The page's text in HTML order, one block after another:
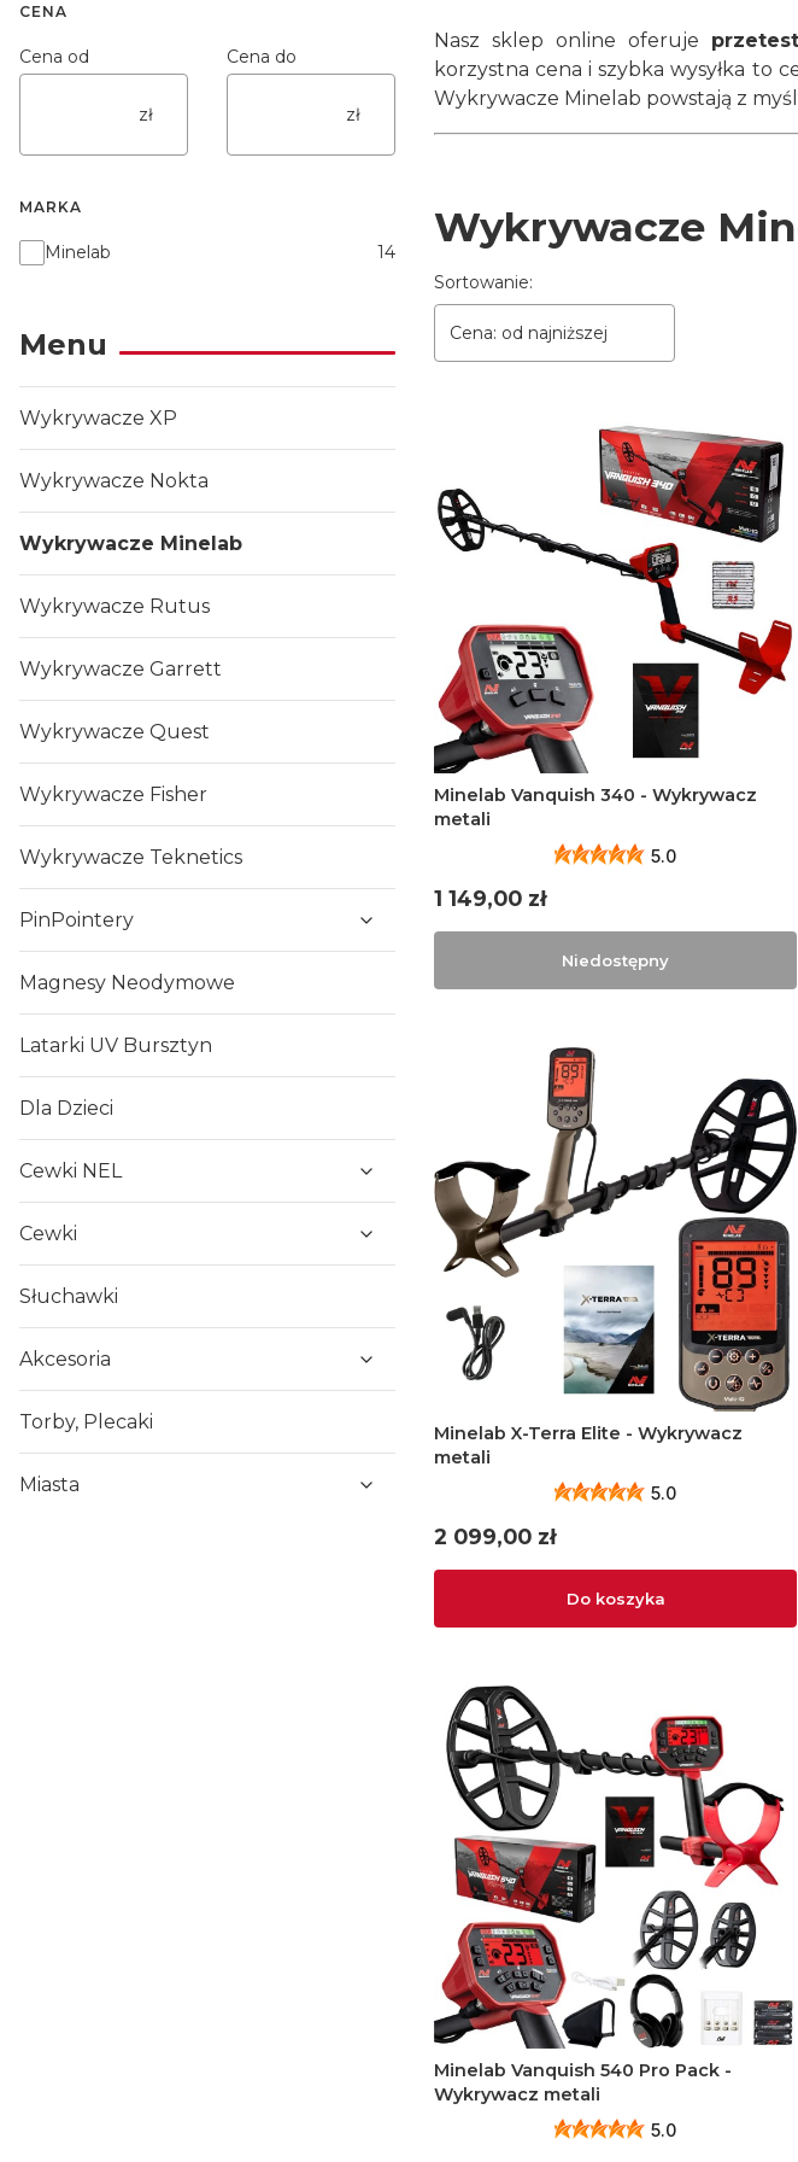
CENA
Cena od
zł
Cena do
zł
MARKA
MarkaMinelab 14
Menu
Wykrywacze XP
Wykrywacze Nokta
Wykrywacze Minelab
Wykrywacze Rutus
Wykrywacze Garrett
Wykrywacze Quest
Wykrywacze Fisher
Wykrywacze Teknetics
PinPointery
Magnesy Neodymowe
Latarki UV Bursztyn
Dla Dzieci
Cewki NEL
Cewki
Słuchawki
Akcesoria
Torby, Plecaki
Miasta
Nasz sklep online oferuje
korzystna cena i szybka wysyłka to
Wykrywacze Minelab powstają z
Wykrywacze
Lista produktów
Sortowanie:
Cena: od najniższej
Minelab Vanquish 340 - Wykrywacz
metali
5.0
Cena
1 149,00 zł
Niedostępny
Minelab X-Terra Elite - Wykrywacz
metali
5.0
Cena
2 099,00 zł
Do koszyka
Minelab Vanquish 540 Pro Pack -
Wykrywacz metali
5.0